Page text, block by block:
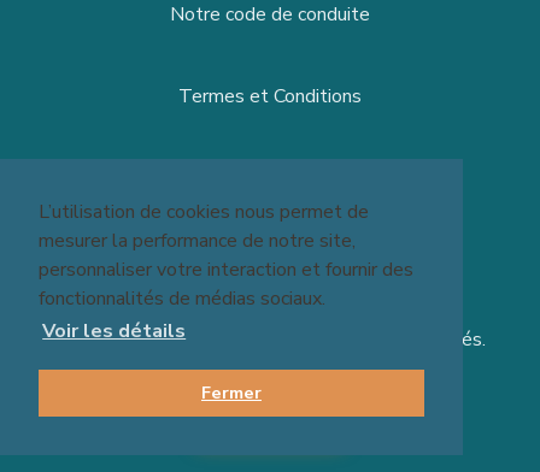
L’utilisation de cookies nous permet de
mesurer la performance de notre site,
personnaliser votre interaction et fournir des
fonctionnalités de médias sociaux.
Voir les détails
Fermer
RÉSERVER
© 2026 Massage Experts - Tous Droits Réservés.
Notre code de conduite
Termes et Conditions